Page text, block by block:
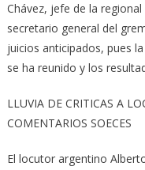
Chávez, jefe de la regional
secretario general del
juicios anticipados, pues
se ha reunido y los
LLUVIA DE CRITICAS A
COMENTARIOS SOECES
El locutor argentino